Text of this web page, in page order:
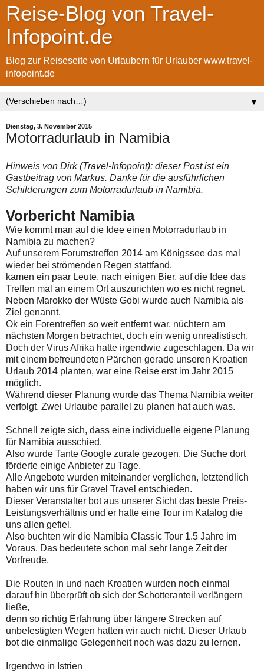
Reise-Blog von Travel-
Infopoint.de
Blog zur Reiseseite von Urlaubern für Urlauber www.travel-
infopoint.de
▼
Dienstag, 3. November 2015
Motorradurlaub in Namibia
Hinweis von Dirk (Travel-Infopoint): dieser Post ist ein
Gastbeitrag von Markus. Danke für die ausführlichen
Schilderungen zum Motorradurlaub in Namibia.
Vorbericht Namibia
Wie kommt man auf die Idee einen Motorradurlaub in
Namibia zu machen?
Auf unserem Forumstreffen 2014 am Königssee das mal
wieder bei strömenden Regen stattfand,
kamen ein paar Leute, nach einigen Bier, auf die Idee das
Treffen mal an einem Ort auszurichten wo es nicht regnet.
Neben Marokko der Wüste Gobi wurde auch Namibia als
Ziel genannt.
Ok ein Forentreffen so weit entfernt war, nüchtern am
nächsten Morgen betrachtet, doch ein wenig unrealistisch.
Doch der Virus Afrika hatte irgendwie zugeschlagen. Da wir
mit einem befreundeten Pärchen gerade unseren Kroatien
Urlaub 2014 planten, war eine Reise erst im Jahr 2015
möglich.
Während dieser Planung wurde das Thema Namibia weiter
verfolgt. Zwei Urlaube parallel zu planen hat auch was.
Schnell zeigte sich, dass eine individuelle eigene Planung
für Namibia ausschied.
Also wurde Tante Google zurate gezogen. Die Suche dort
förderte einige Anbieter zu Tage.
Alle Angebote wurden miteinander verglichen, letztendlich
haben wir uns für Gravel Travel entschieden.
Dieser Veranstalter bot aus unserer Sicht das beste Preis-
Leistungsverhältnis und er hatte eine Tour im Katalog die
uns allen gefiel.
Also buchten wir die Namibia Classic Tour 1.5 Jahre im
Voraus. Das bedeutete schon mal sehr lange Zeit der
Vorfreude.
Die Routen in und nach Kroatien wurden noch einmal
darauf hin überprüft ob sich der Schotteranteil verlängern
ließe,
denn so richtig Erfahrung über längere Strecken auf
unbefestigten Wegen hatten wir auch nicht. Dieser Urlaub
bot die einmalige Gelegenheit noch was dazu zu lernen.
Irgendwo in Istrien